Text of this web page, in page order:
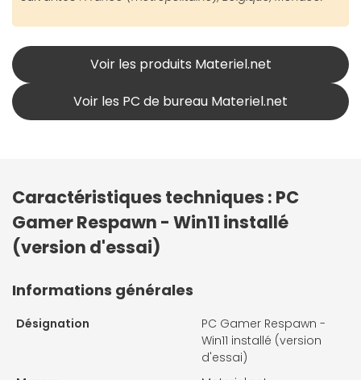
Voir les produits Materiel.net
Voir les PC de bureau Materiel.net
Caractéristiques techniques : PC
Gamer Respawn - Win11 installé
(version d'essai)
Informations générales
Désignation
PC Gamer Respawn -
Win11 installé (version
d'essai)